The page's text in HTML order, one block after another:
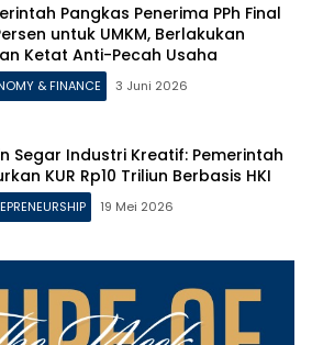
Pangkas Penerima PPh Final
untuk UMKM, Berlakukan
Ketat Anti-Pecah Usaha
& FINANCE 3 Juni 2026
Segar Industri Kreatif: Pemerintah
KUR Rp10 Triliun Berbasis HKI
19 Mei 2026